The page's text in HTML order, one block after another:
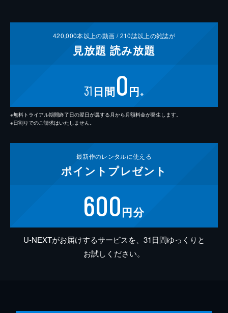
420,000本以上の動画 /210誌以上の雑誌が
見放題 読み放題
31 日間0円 ※
※無料トライアル期間終了日の翌日が属する月から月額料金が発生します。
※日割りでのご請求はいたしません。
最新作のレンタルに使える
ポイント プレゼント
600円分
U-NEXTがお届けするサービスを、31日間ゆっくりと
お試しください。